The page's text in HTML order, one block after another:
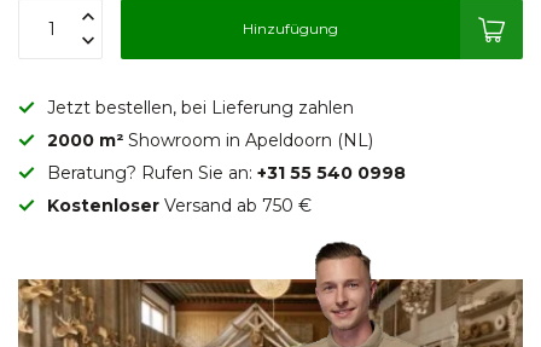
Hinzufügung
Jetzt bestellen, bei Lieferung zahlen
2000 m² Showroom in Apeldoorn (NL)
Beratung? Rufen Sie an: +31 55 540 0998
Kostenloser Versand ab 750 €